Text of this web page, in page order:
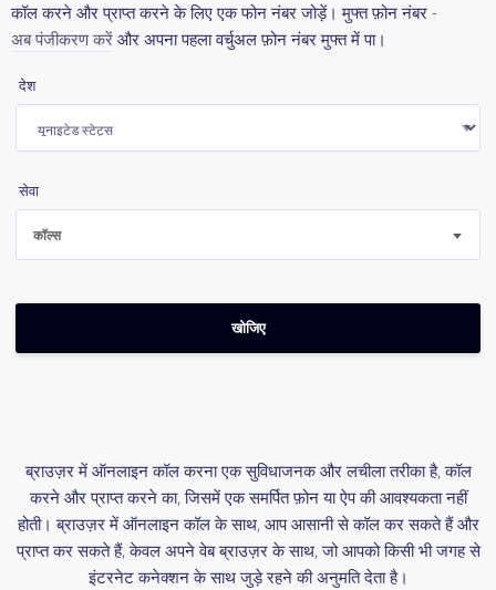
कॉल करने और प्राप्त करने के लिए एक फोन नंबर जोड़ें। मुफ्त फ़ोन नंबर -
अब पंजीकरण करें और अपना पहला वर्चुअल फ़ोन नंबर मुफ्त में पा।
देश
सेवा
कॉल्स
ब्राउज़र में ऑनलाइन कॉल करना एक सुविधाजनक और लचीला तरीका है, कॉल
करने और प्राप्त करने का, जिसमें एक समर्पित फ़ोन या ऐप की आवश्यकता नहीं
होती। ब्राउज़र में ऑनलाइन कॉल के साथ, आप आसानी से कॉल कर सकते हैं और
प्राप्त कर सकते हैं, केवल अपने वेब ब्राउज़र के साथ, जो आपको किसी भी जगह से
इंटरनेट कनेक्शन के साथ जुड़े रहने की अनुमति देता है।